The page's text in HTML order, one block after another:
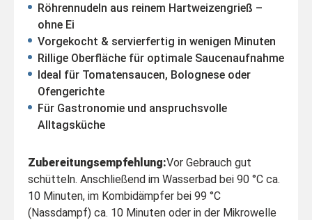
Röhrennudeln aus reinem Hartweizengrieß –
ohne Ei
Vorgekocht & servierfertig in wenigen Minuten
Rillige Oberfläche für optimale Saucenaufnahme
Ideal für Tomatensaucen, Bolognese oder
Ofengerichte
Für Gastronomie und anspruchsvolle
Alltagsküche
Zubereitungsempfehlung:Vor Gebrauch gut
schütteln. Anschließend im Wasserbad bei 90 °C ca.
10 Minuten, im Kombidämpfer bei 99 °C
(Nassdampf) ca. 10 Minuten oder in der Mikrowelle